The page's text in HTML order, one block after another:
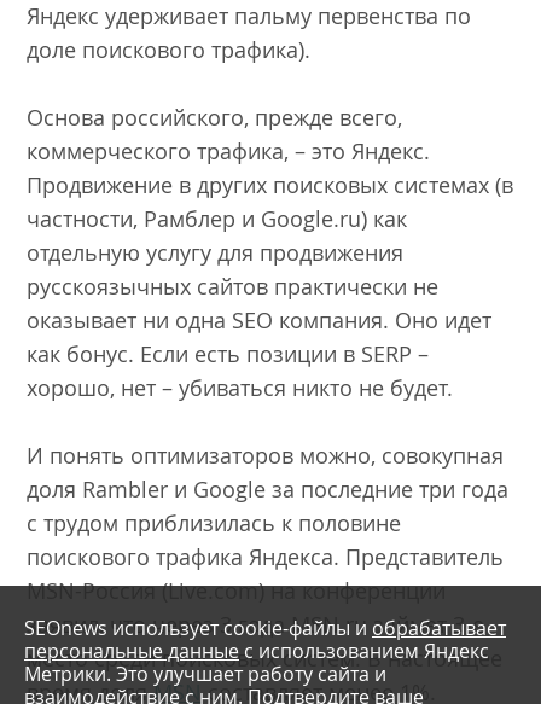
Яндекс удерживает пальму первенства по
доле поискового трафика).
Основа российского, прежде всего,
коммерческого трафика, – это Яндекс.
Продвижение в других поисковых системах (в
частности, Рамблер и Google.ru) как
отдельную услугу для продвижения
русскоязычных сайтов практически не
оказывает ни одна SEO компания. Оно идет
как бонус. Если есть позиции в SERP –
хорошо, нет – убиваться никто не будет.
И понять оптимизаторов можно, совокупная
доля Rambler и Google за последние три года
с трудом приблизилась к половине
поискового трафика Яндекса. Представитель
MSN-Россия (Live.com) на конференции
заявил, что через 3 года MSN.ru займет 3-е
место среди поисковых систем. В настоящее
время доляMSNсоставляет менее 1%.
SEOnews использует cookie-файлы и обрабатывает
персональные данныес использованием Яндекс
Метрики. Это улучшает работу сайта и
взаимодействие с ним. Подтвердите ваше